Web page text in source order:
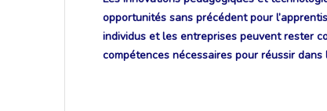
opportunités sans précédent pour
individus et les entreprises peuvent rester
compétences nécessaires pour réussir